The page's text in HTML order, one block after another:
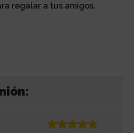
regalar a tus amigos.